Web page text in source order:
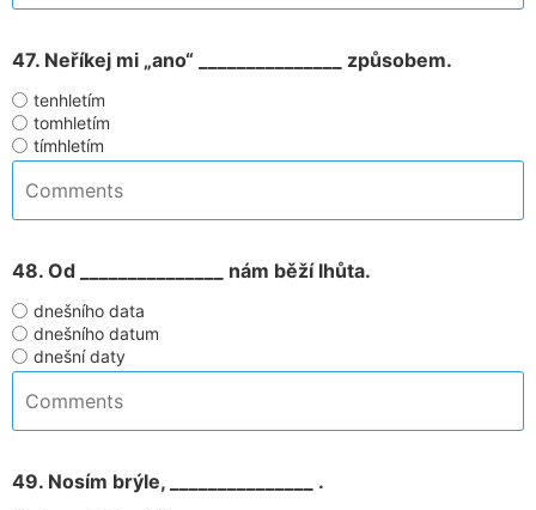
47. Neříkej mi „ano“ _______________ způsobem.
tenhletím
tomhletím
tímhletím
48. Od _______________ nám běží lhůta.
dnešního data
dnešního datum
dnešní daty
49. Nosím brýle, _______________ .